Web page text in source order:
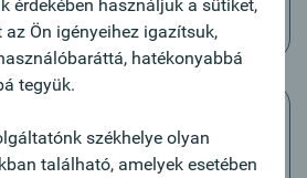
érdekében használjuk a sütiket,
Ön igényeihez igazítsuk,
hatékonyabbá
tegyük.
székhelye olyan
található, amelyek esetében